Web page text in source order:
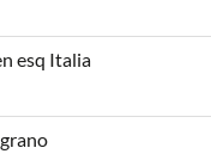
esq Italia